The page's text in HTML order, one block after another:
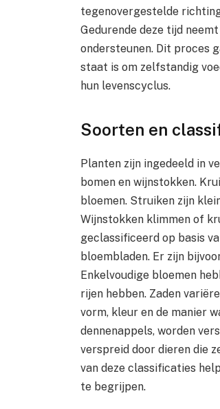
tegenovergestelde
Gedurende deze tijd
ondersteunen. Dit proces
staat is om zelfstandig
hun levenscyclus.
Soorten en
Planten zijn ingedeeld in
bomen en wijnstokken.
bloemen. Struiken zijn
Wijnstokken klimmen of
geclassificeerd op basis
bloembladen. Er zijn
Enkelvoudige bloemen
rijen hebben. Zaden
vorm, kleur en de manier
dennenappels, worden
verspreid door dieren die
van deze classificaties
te begrijpen.